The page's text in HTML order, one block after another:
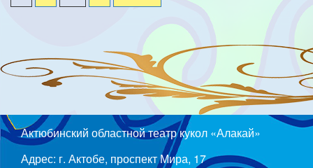
Актюбинский областной театр кукол «Алакай»
Адрес: г. Актобе, проспект Мира, 17